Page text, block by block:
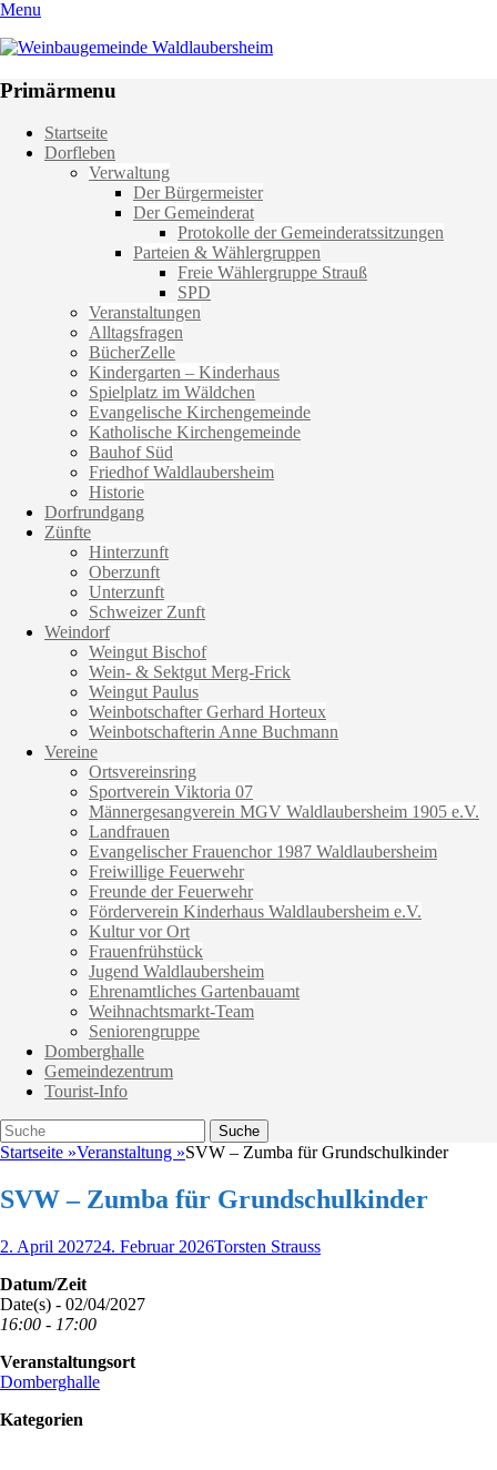
Menu
Weinbaugemeinde Waldlaubersheim
Primärmenu
Weiter
zum
Startseite
Dorfleben
Verwaltung
Der Bürgermeister
Der Gemeinderat
Protokolle der Gemeinderatssitzungen
Parteien & Wählergruppen
Freie Wählergruppe Strauß
SPD
Veranstaltungen
Alltagsfragen
BücherZelle
Kindergarten – Kinderhaus
Spielplatz im Wäldchen
Evangelische Kirchengemeinde
Katholische Kirchengemeinde
Bauhof Süd
Friedhof Waldlaubersheim
Historie
Dorfrundgang
Zünfte
Hinterzunft
Oberzunft
Unterzunft
Schweizer Zunft
Weindorf
Weingut Bischof
Wein- & Sektgut Merg-Frick
Weingut Paulus
Weinbotschafter Gerhard Horteux
Weinbotschafterin Anne Buchmann
Vereine
Ortsvereinsring
Sportverein Viktoria 07
Männergesangverein MGV Waldlaubersheim 1905 e.V.
Landfrauen
Evangelischer Frauenchor 1987 Waldlaubersheim
Freiwillige Feuerwehr
Freunde der Feuerwehr
Förderverein Kinderhaus Waldlaubersheim e.V.
Kultur vor Ort
Frauenfrühstück
Jugend Waldlaubersheim
Ehrenamtliches Gartenbauamt
Weihnachtsmarkt-Team
Seniorengruppe
Domberghalle
Gemeindezentrum
Tourist-Info
Suche
Suche
nach:
Startseite »Veranstaltung »SVW – Zumba für Grundschulkinder
SVW – Zumba für Grundschulkinder
Veröffentlicht
2. April 202724. Februar 2026Autor
Torsten Strauss
Datum/Zeit
Date(s) - 02/04/2027
16:00 - 17:00
Veranstaltungsort
Domberghalle
Kategorien